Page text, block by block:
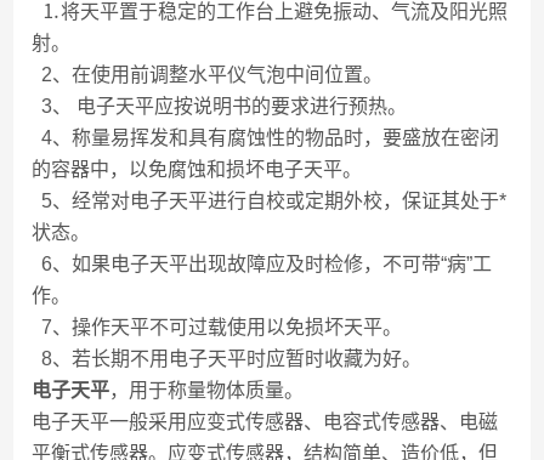
⒈将天平置于稳定的工作台上避免振动、气流及阳光照
射。
2、在使用前调整水平仪气泡中间位置。
3、 电子天平应按说明书的要求进行预热。
4、称量易挥发和具有腐蚀性的物品时，要盛放在密闭
的容器中，以免腐蚀和损坏电子天平。
5、经常对电子天平进行自校或定期外校，保证其处于*
状态。
6、如果电子天平出现故障应及时检修，不可带“病”工
作。
7、操作天平不可过载使用以免损坏天平。
8、若长期不用电子天平时应暂时收藏为好。
电子天平，用于称量物体质量。
电子天平一般采用应变式传感器、电容式传感器、电磁
平衡式传感器。应变式传感器，结构简单、造价低，但